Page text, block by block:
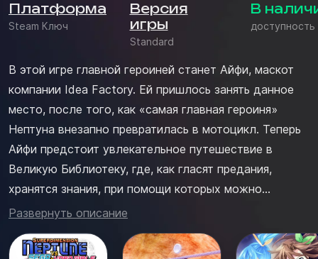
Платформа
Steam Ключ
Версия
игры
Standard
В
доступность
В этой игре главной героиней станет Айфи, маскот
компании Idea Factory. Ей пришлось занять данное
место, после того, как «самая главная героиня»
Нептуна внезапно превратилась в мотоцикл. Теперь
Айфи предстоит увлекательное путешествие в
Великую Библиотеку, где, как гласят предания,
хранятся знания, при помощи которых можно
повернуть время вспять и изменить прошлое.В этом
многочисленные антропоморфные консоли компании
Развернуть описание